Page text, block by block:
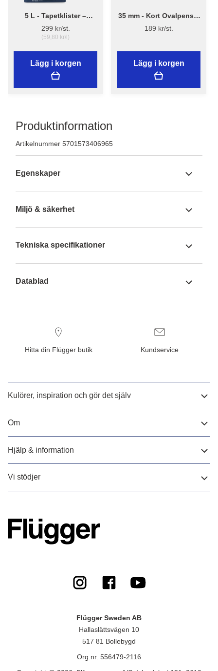
5 L - Tapetklister –
Flügger Adhesive 290
299 kr/st.
(59,80 kr/l)
Lägg i korgen
35 mm - Kort Ovalpensel
High Finish 1179 -
Flügger
189 kr/st.
Lägg i korgen
Produktinformation
Artikelnummer 5701573406965
Egenskaper
Miljö & säkerhet
Tekniska specifikationer
Datablad
Hitta din Flügger butik Kundservice
Kulörer, inspiration och gör det själv
Om
Hjälp & information
Vi stödjer
Flügger Sweden AB
Hallaslättsvägen 10
517 81 Bollebygd
Org.nr. 556479-2116